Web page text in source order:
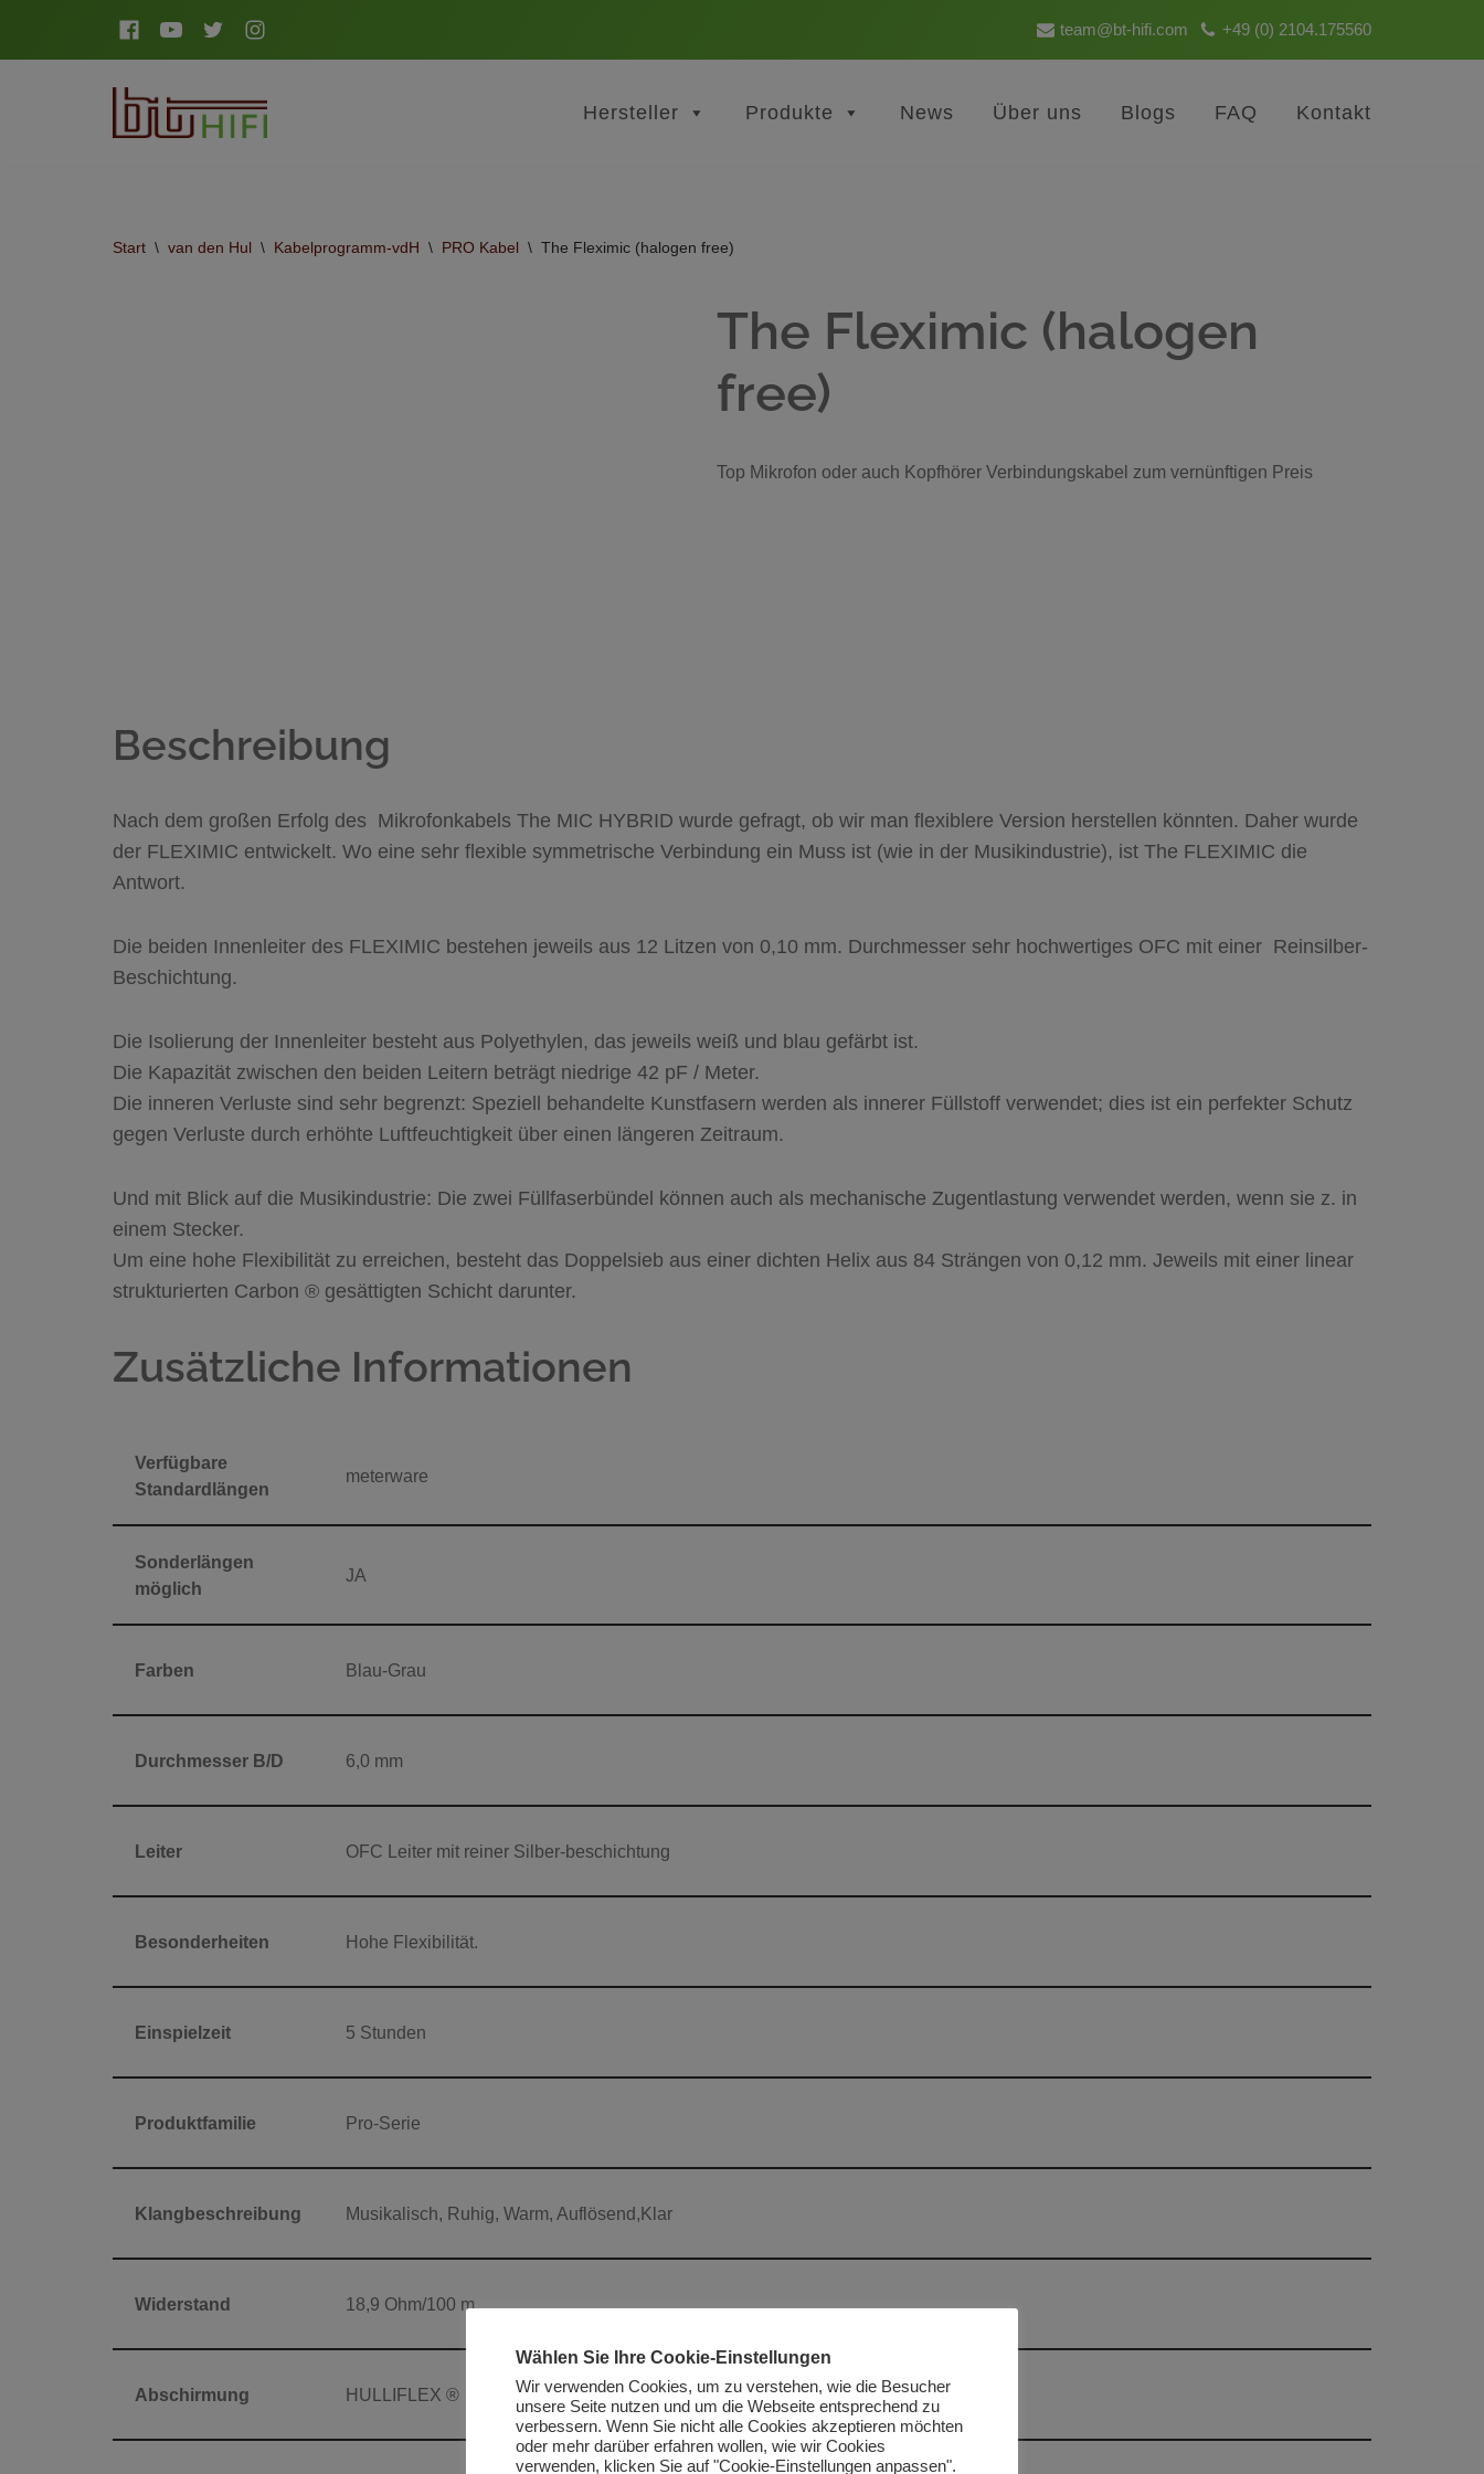
Zum
team@bt-hifi.com +49 (0) 2104.175560
Hersteller Produkte News Über uns Blogs FAQ Kontakt
Start \ van den Hul \ Kabelprogramm-vdH \ PRO Kabel \ The Fleximic (halogen free)
The Fleximic (halogen
free)
Top Mikrofon oder auch Kopfhörer Verbindungskabel zum vernünftigen Preis
Beschreibung
Nach dem großen Erfolg des Mikrofonkabels The MIC HYBRID wurde gefragt, ob wir man flexiblere Version herstellen könnten. Daher wurde
der FLEXIMIC entwickelt. Wo eine sehr flexible symmetrische Verbindung ein Muss ist (wie in der Musikindustrie), ist The FLEXIMIC die
Antwort.
Die beiden Innenleiter des FLEXIMIC bestehen jeweils aus 12 Litzen von 0,10 mm. Durchmesser sehr hochwertiges OFC mit einer Reinsilber-
Beschichtung.
Die Isolierung der Innenleiter besteht aus Polyethylen, das jeweils weiß und blau gefärbt ist.
Die Kapazität zwischen den beiden Leitern beträgt niedrige 42 pF / Meter.
Die inneren Verluste sind sehr begrenzt: Speziell behandelte Kunstfasern werden als innerer Füllstoff verwendet; dies ist ein perfekter Schutz
gegen Verluste durch erhöhte Luftfeuchtigkeit über einen längeren Zeitraum.
Und mit Blick auf die Musikindustrie: Die zwei Füllfaserbündel können auch als mechanische Zugentlastung verwendet werden, wenn sie z. in
einem Stecker.
Um eine hohe Flexibilität zu erreichen, besteht das Doppelsieb aus einer dichten Helix aus 84 Strängen von 0,12 mm. Jeweils mit einer linear
strukturierten Carbon ® gesättigten Schicht darunter.
Zusätzliche Informationen
Verfügbare
Standardlängen
meterware
Sonderlängen
möglich
JA
Farben Blau-Grau
Durchmesser B/D 6,0 mm
Leiter OFC Leiter mit reiner Silber-beschichtung
Besonderheiten Hohe Flexibilität.
Einspielzeit 5 Stunden
Produktfamilie Pro-Serie
Klangbeschreibung Musikalisch, Ruhig, Warm, Auflösend,Klar
Widerstand 18,9 Ohm/100 m
Abschirmung HULLIFLEX ®
Wählen Sie Ihre Cookie-Einstellungen
Wir verwenden Cookies, um zu verstehen, wie die Besucher
unsere Seite nutzen und um die Webseite entsprechend zu
verbessern. Wenn Sie nicht alle Cookies akzeptieren möchten
oder mehr darüber erfahren wollen, wie wir Cookies
verwenden, klicken Sie auf "Cookie-Einstellungen anpassen".